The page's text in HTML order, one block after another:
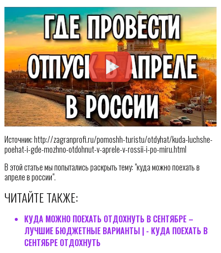
Источник: http://zagranprofi.ru/pomoshh-turistu/otdyhat/kuda-luchshe-
poehat-i-gde-mozhno-otdohnut-v-aprele-v-rossii-i-po-miru.html
В этой статье мы попытались раскрыть тему: "куда можно поехать в
апреле в россии".
ЧИТАЙТЕ ТАКЖЕ:
КУДА МОЖНО ПОЕХАТЬ ОТДОХНУТЬ В СЕНТЯБРЕ –
ЛУЧШИЕ БЮДЖЕТНЫЕ ВАРИАНТЫ | - КУДА ПОЕХАТЬ В
СЕНТЯБРЕ ОТДОХНУТЬ